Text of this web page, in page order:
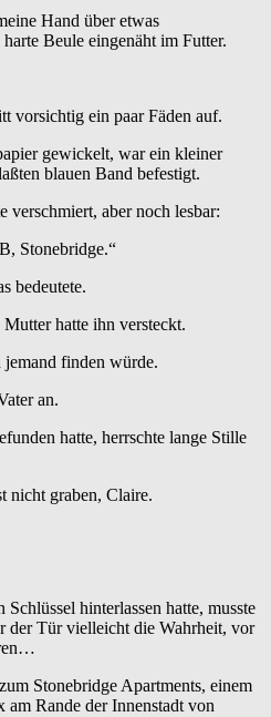
Hand über etwas
Beule eingenäht im Futter.
vorsichtig ein paar Fäden auf.
gewickelt, war ein kleiner
blauen Band befestigt.
aber noch lesbar:
Stonebridge.“
bedeutete.
hatte ihn versteckt.
jemand finden würde.
an.
hatte, herrschte lange Stille
nicht graben, Claire.
hinterlassen hatte, musste
der Tür vielleicht die Wahrheit, vor
Stonebridge Apartments, einem
Rande der Innenstadt von